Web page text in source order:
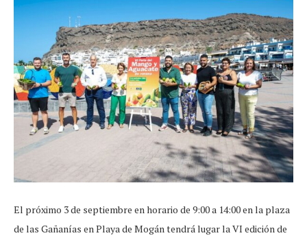
El próximo 3 de septiembre en horario de 9:00 a 14:00 en la plaza
de las Gañanías en Playa de Mogán tendrá lugar la VI edición de